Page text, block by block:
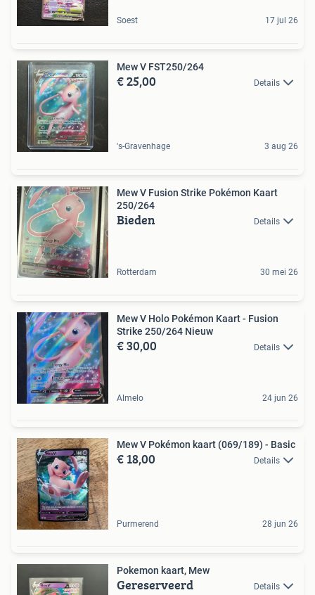
Soest 17 jul 26
Mew V FST250/264
€ 25,00 Details
's-Gravenhage 3 aug 26
Mew V Fusion Strike Pokémon Kaart
250/264
Bieden Details
Rotterdam 30 mei 26
Mew V Holo Pokémon Kaart - Fusion
Strike 250/264 Nieuw
€ 30,00 Details
Almelo 24 jun 26
Mew V Pokémon kaart (069/189) - Basic
€ 18,00 Details
Purmerend 28 jun 26
Pokemon kaart, Mew
Gereserveerd Details